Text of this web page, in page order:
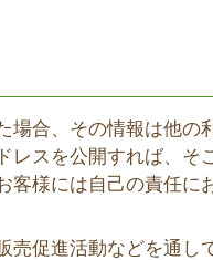
場合、その情報は他の
レスを公開すれば、そ
客様には自己の責任に
売促進活動などを通し